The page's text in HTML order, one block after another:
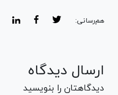
هم‌رسانی:
ارسال دیدگاه
دیدگاهتان را بنویسید